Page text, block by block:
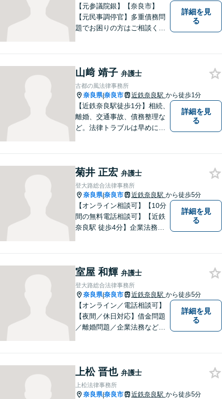
【元参議院銀】【奈良市】
【元民事調停官】多重債務問
題でお困りの方はご相談くだ
たら、一度ご相談ください。
詳細を見
る
山﨑 靖子 弁護士
古都の風法律事務所
奈良県|奈良市 近鉄奈良駅 から徒歩1分
【近鉄奈良駅徒歩1分】相続、
離婚、交通事故、債務整理な
ど。法律トラブルは早めに弁
丁寧にお伺いいたします。
詳細を見
る
菊井 正宏 弁護士
登大路総合法律事務所
奈良県|奈良市 近鉄奈良駅 から徒歩5分
【オンライン相談可】【10分
間の無料電話相談可】【近鉄
奈良駅 徒歩4分】企業法務／
報をご提供します！少しでも
疑問をお持ちの方は、まずご
相談を！
詳細を見
る
室屋 和輝 弁護士
登大路総合法律事務所
奈良県|奈良市 近鉄奈良駅 から徒歩5分
【オンライン／電話相談可】
【夜間／休日対応】借金問題
／離婚問題／企業法務など幅
さまに安心を与えることを目
指します。【地域に根差した
弁護士】まずはお気軽にご相
詳細を見
る
上松 晋也 弁護士
上松法律事務所
奈良県|奈良市 近鉄奈良駅 から徒歩5分